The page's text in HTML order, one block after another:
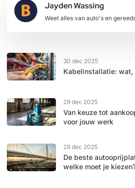
Jayden Wassing
Weet alles van auto's en
30 dec 2025
Kabelinstallatie: wat,
29 dec 2025
Van keuze tot
voor jouw werk
29 dec 2025
De beste
welke moet je